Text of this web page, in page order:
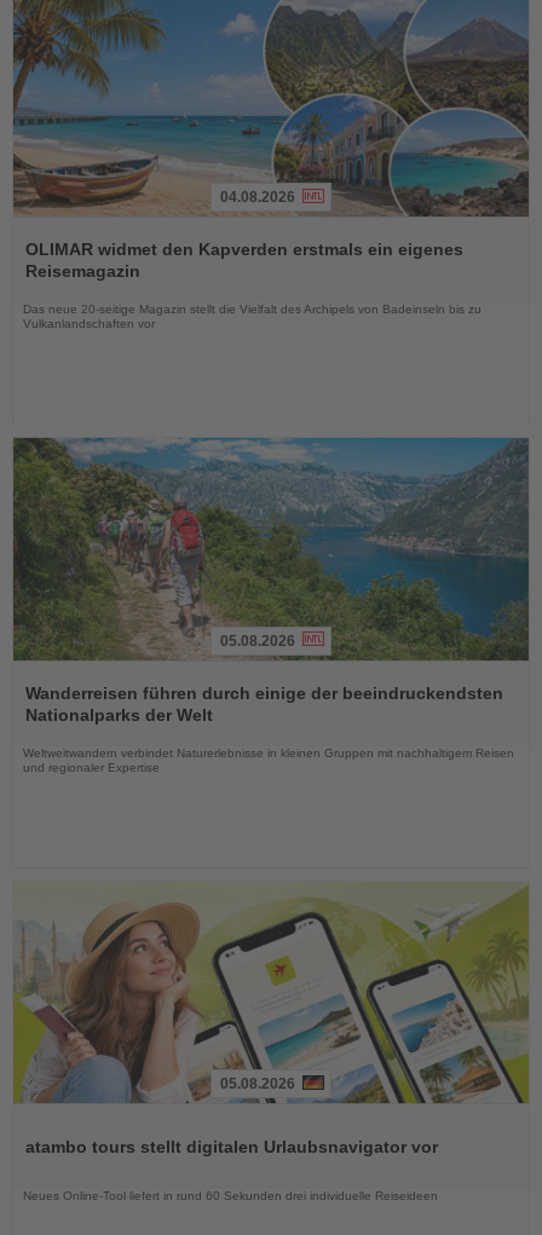
Sie
die
Nachrichten
04.08.2026
OLIMAR widmet den Kapverden erstmals ein eigenes
Reisemagazin
Das neue 20-seitige Magazin stellt die Vielfalt des Archipels von Badeinseln bis zu
Vulkanlandschaften vor
Sie
die
Nachrichten
05.08.2026
Wanderreisen führen durch einige der beeindruckendsten
Nationalparks der Welt
Weltweitwandern verbindet Naturerlebnisse in kleinen Gruppen mit nachhaltigem Reisen
und regionaler Expertise
die
05.08.2026
atambo tours stellt digitalen Urlaubsnavigator vor
Neues Online-Tool liefert in rund 60 Sekunden drei individuelle Reiseideen